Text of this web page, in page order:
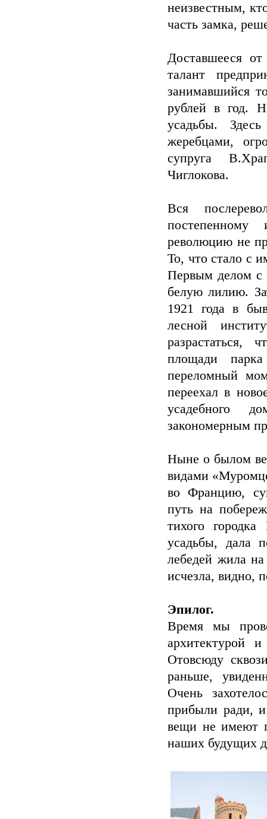
неизвестным,
часть замка,
Доставшееся
талант
занимавшийся
рублей в год.
усадьбы.
жеребцами,
супруга
Чиглокова.
Вся
революцию не
То, что стало с
Первым делом с
белую лилию.
1921 года в
лесной
разрастаться,
площади
переломный
переехал в
усадебного
закономерным
Ныне о былом
видами
во Францию,
путь на
тихого
усадьбы, дала
лебедей жила
исчезла, видно,
Эпилог.
Время мы
архитектурой
Отовсюду
раньше,
Очень
прибыли ради,
вещи не имеют
наших будущих